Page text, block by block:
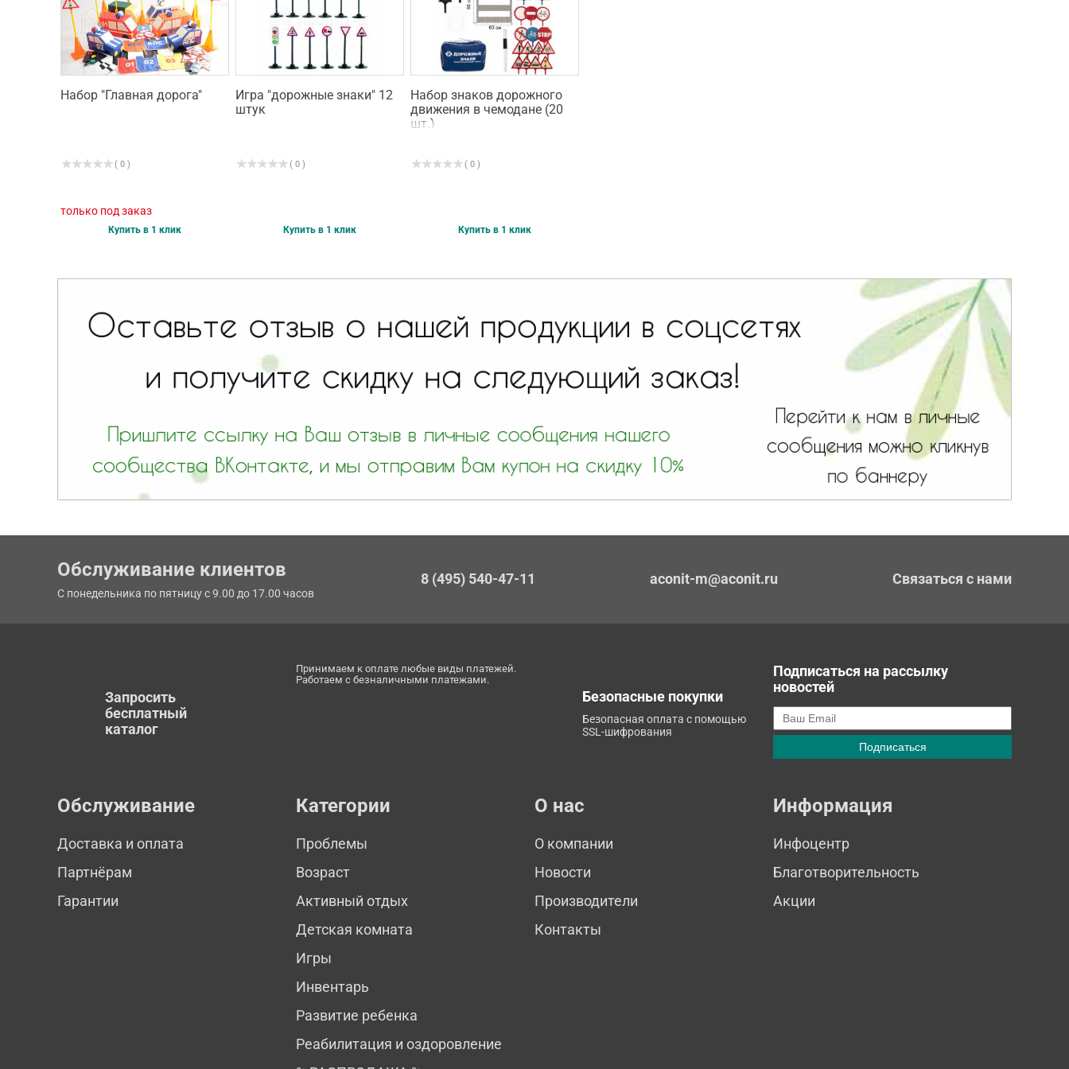
Набор "Главная дорога"
( 0 )
только под заказ
Купить в 1 клик
Игра "дорожные знаки" 12
штук
( 0 )
Купить в 1 клик
Набор знаков дорожного
движения в чемодане (20
шт.)
( 0 )
Купить в 1 клик
Обслуживание клиентов
С понедельника по пятницу с 9.00 до 17.00 часов
8 (495) 540-47-11 aconit-m@aconit.ru Связаться с нами
Запросить
бесплатный
каталог
Принимаем к оплате любые виды платежей.
Работаем с безналичными платежами.
Безопасные покупки
Безопасная оплата с помощью
SSL-шифрования
Подписаться на рассылку
новостей
Обслуживание
Доставка и оплата
Партнёрам
Гарантии
Категории
Проблемы
Возраст
Активный отдых
Детская комната
Игры
Инвентарь
Развитие ребенка
Реабилитация и оздоровление
О нас
О компании
Новости
Производители
Контакты
Информация
Инфоцентр
Благотворительность
Акции